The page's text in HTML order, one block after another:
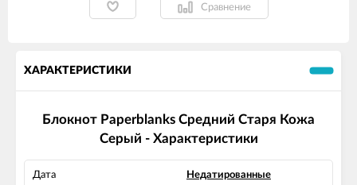
Сравнение
ХАРАКТЕРИСТИКИ
Блокнот Paperblanks Средний Старя Кожа
Серый - Характеристики
Дата Недатированные